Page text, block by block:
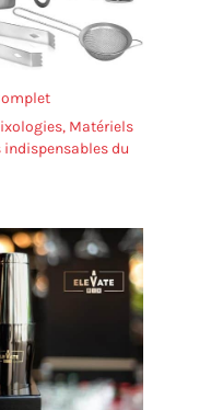
, Matériels
indispensables du